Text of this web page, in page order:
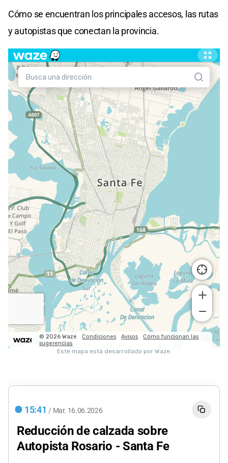
Cómo se encuentran los principales accesos, las rutas
y autopistas que conectan la provincia.
15:41 / Mar. 16.06.2026
Reducción de calzada sobre
Autopista Rosario - Santa Fe